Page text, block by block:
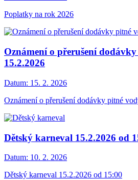
Poplatky na rok 2026
Oznámení o přerušení
15.2.2026
Datum: 15. 2. 2026
Oznámení o přerušení dodávky pitné
Dětský karneval 15.2.2026 od
Datum: 10. 2. 2026
Dětský karneval 15.2.2026 od 15:00